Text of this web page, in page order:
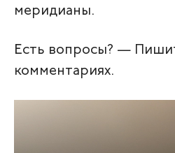
меридианы.
Есть вопросы? —
комментариях.